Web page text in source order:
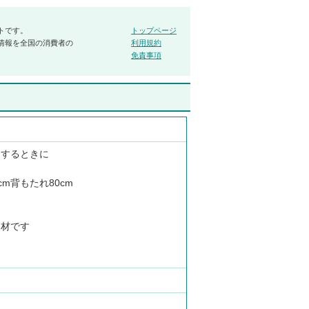
す。
報を全国の消費者の
トップページ
利用規約
免責事項
るときに
背もたれ80cm
です